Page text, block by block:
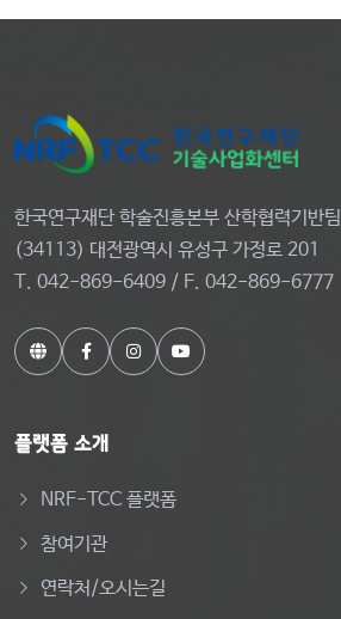
한국연구재단 학술진흥본부 산학협력기반팀
(34113) 대전광역시 유성구 가정로 201
T. 042-869-6409 / F. 042-869-6777
플랫폼 소개
NRF-TCC 플랫폼
참여기관
연락처/오시는길